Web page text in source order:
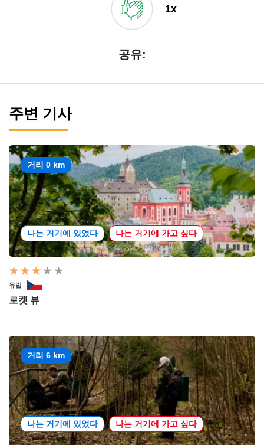
1x
공유:
주변 기사
거리 0 km
나는 거기에 있었다 나는 거기에 가고 싶다
유럽
로켓 뷰
거리 6 km
나는 거기에 있었다 나는 거기에 가고 싶다